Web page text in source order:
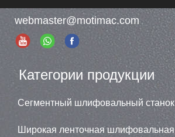
webmaster@motimac.com
Категории продукции
Сегментный шлифовальный станок